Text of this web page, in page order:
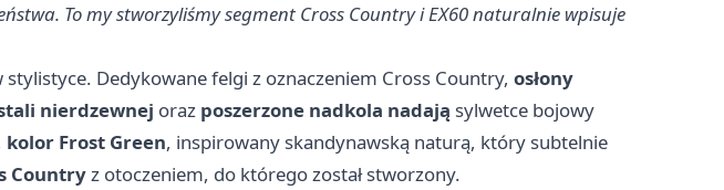
To my stworzyliśmy segment Cross Country i EX60 naturalnie wpisuje
Dedykowane felgi z oznaczeniem Cross Country, osłony
nierdzewnej oraz poszerzone nadkola nadają sylwetce bojowy
kolor Frost Green, inspirowany skandynawską naturą, który subtelnie
Countryz otoczeniem, do którego został stworzony.